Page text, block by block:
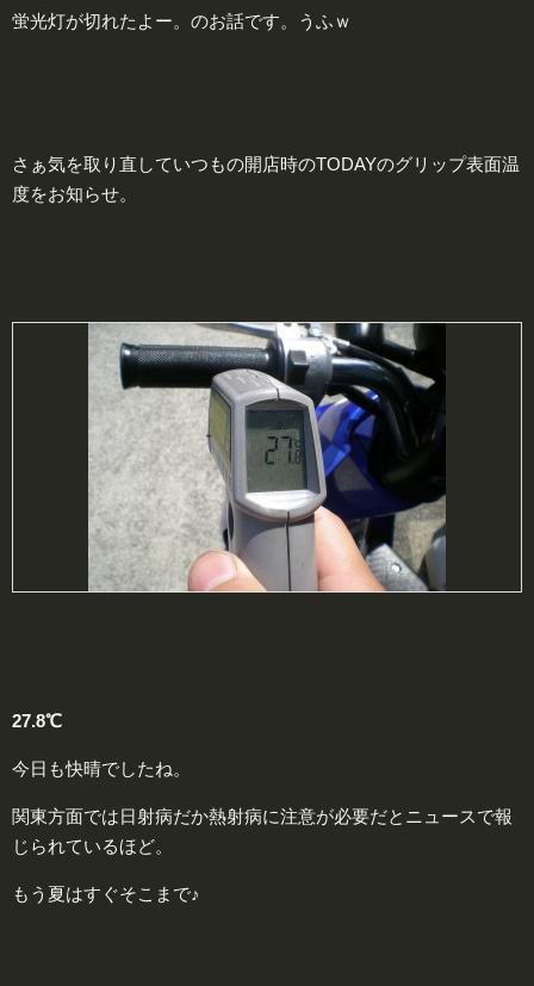
蛍光灯が切れたよー。のお話です。うふｗ
さぁ気を取り直していつもの開店時のTODAYのグリップ表面温
度をお知らせ。
27.8℃
今日も快晴でしたね。
関東方面では日射病だか熱射病に注意が必要だとニュースで報
じられているほど。
もう夏はすぐそこまで♪